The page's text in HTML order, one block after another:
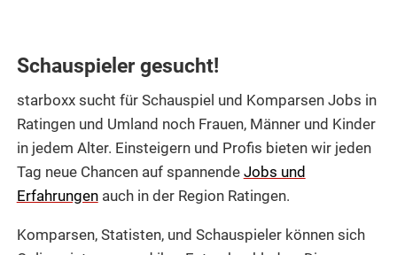
Schauspieler gesucht!
starboxx sucht für Schauspiel und Komparsen Jobs in
Ratingen und Umland noch Frauen, Männer und Kinder
in jedem Alter. Einsteigern und Profis bieten wir jeden
Tag neue Chancen auf spannende Jobs und
Erfahrungenauch in der Region Ratingen.
Komparsen, Statisten, und Schauspieler können sich